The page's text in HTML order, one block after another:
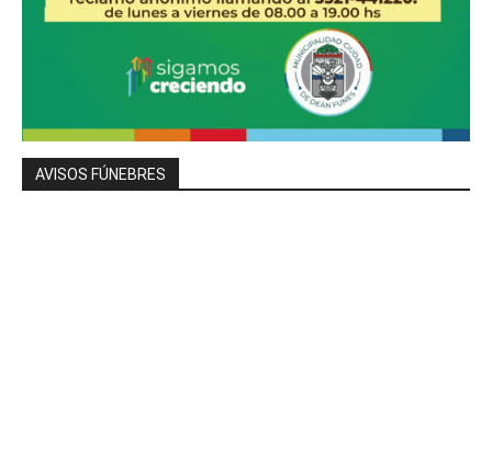
AVISOS FÚNEBRES